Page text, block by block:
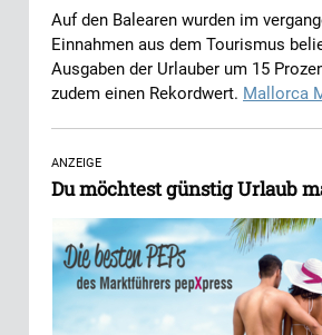
Auf den Balearen wurden im
Einnahmen aus dem Tourismus
Ausgaben der Urlauber um 15
zudem einen Rekordwert. Mallorca
ANZEIGE
Du möchtest günstig Urlaub